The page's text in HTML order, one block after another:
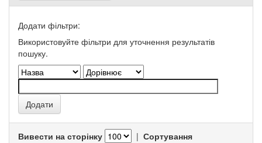
Додати фільтри:
Використовуйте фільтри для уточнення результатів
пошуку.
Вивести на сторінку | Сортування